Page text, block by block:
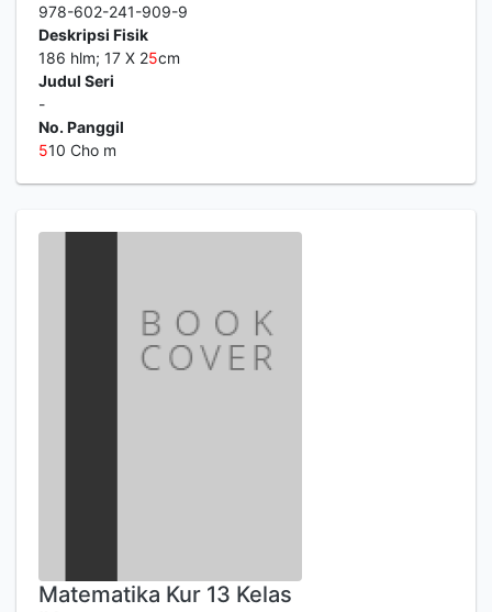
978-602-241-909-9
Deskripsi Fisik
186 hlm; 17 X 25cm
Judul Seri
-
No. Panggil
510 Cho m
Matematika Kur 13 Kelas